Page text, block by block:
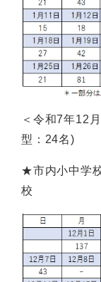
＜令和7年12
型：24名)
★市内小中学
校